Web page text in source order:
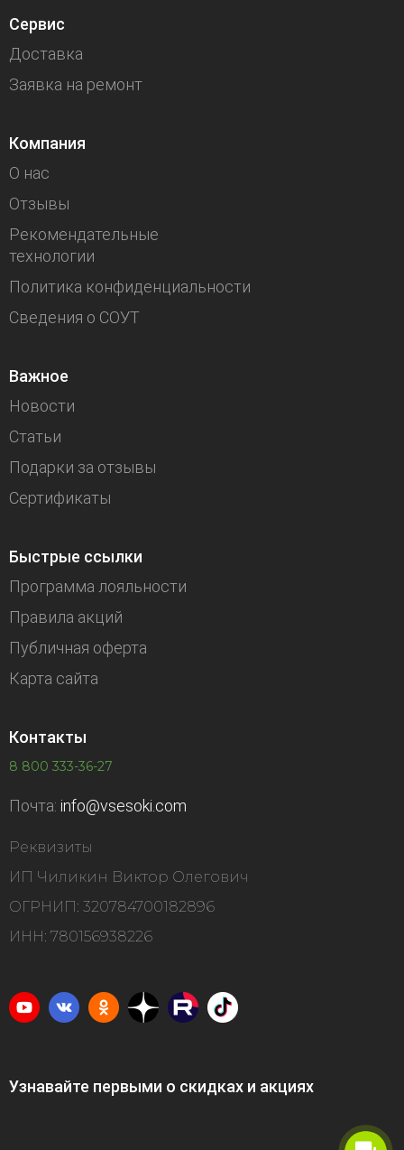
Сервис
Доставка
Заявка на ремонт
Компания
О нас
Отзывы
Рекомендательные
технологии
Политика конфиденциальности
Сведения о СОУТ
Важное
Новости
Статьи
Подарки за отзывы
Сертификаты
Быстрые ссылки
Программа лояльности
Правила акций
Публичная оферта
Карта сайта
Контакты
8 800 333-36-27
Почта: info@vsesoki.com
Реквизиты
ИП Чиликин Виктор Олегович
ОГРНИП: 320784700182896
ИНН: 780156938226
Узнавайте первыми о скидках и акциях